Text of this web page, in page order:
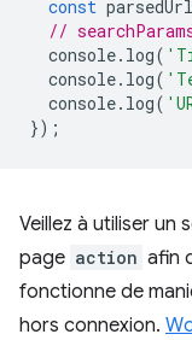
const parsedUrl
//
console. log(
console. log(
console. log(
});
Veillez à utiliser un
page action afin
fonctionne de
hors connexion.